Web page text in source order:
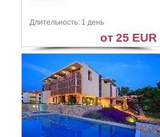
Длительность: 1 день
от 25 EUR